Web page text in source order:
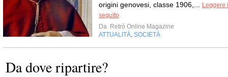
origini genovesi, classe 1906,...
Leggere
seguito
Da Retrò Online Magazine
ATTUALITÀ SOCIETÀ
Da dove ripartire?